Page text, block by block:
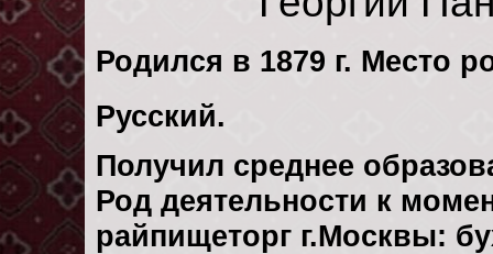
Родился в 1879 г. Место
Русский.
Получил среднее
Род деятельности к
райпищеторг г.Москвы: